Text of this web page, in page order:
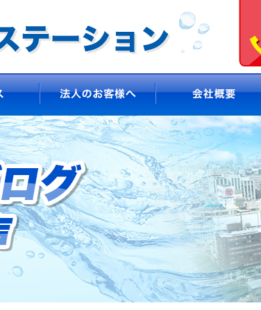
サービス 法人のお客様へ